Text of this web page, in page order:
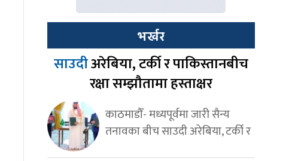
भर्खर
साउदीअरेबिया, टर्की र पाकिस्तानबीच
रक्षा सम्झौतामा हस्ताक्षर
काठमाडौँ- मध्यपूर्वमा जारी सैन्य
तनावका बीच साउदी अरेबिया, टर्की र